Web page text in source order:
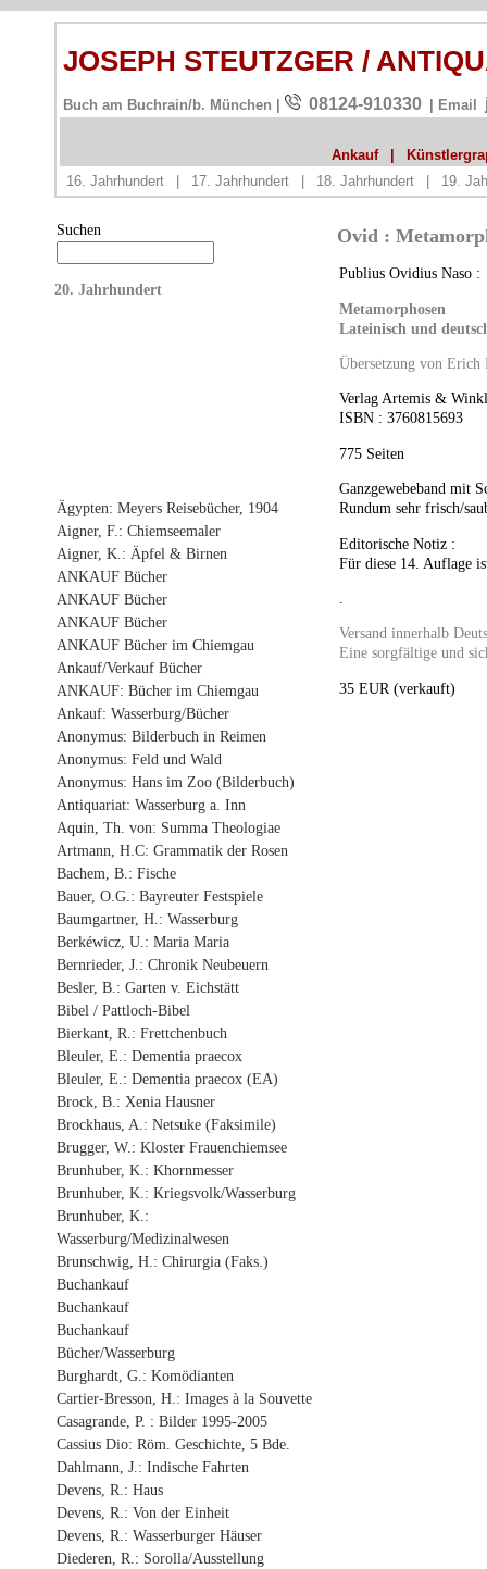
JOSEPH STEUTZGER /
Buch am Buchrain/b. München | 08124-910330 | Email
Ankauf
16. Jahrhundert
17. Jahrhundert 18. Jahrhundert 19.
Suchen
20. Jahrhundert
Ägypten: Meyers Reisebücher, 1904
Aigner, F.: Chiemseemaler
Aigner, K.: Äpfel & Birnen
ANKAUF Bücher
ANKAUF Bücher
ANKAUF Bücher
ANKAUF Bücher im Chiemgau
Ankauf/Verkauf Bücher
ANKAUF: Bücher im Chiemgau
Ankauf: Wasserburg/Bücher
Anonymus: Bilderbuch in Reimen
Anonymus: Feld und Wald
Anonymus: Hans im Zoo (Bilderbuch)
Antiquariat: Wasserburg a. Inn
Aquin, Th. von: Summa Theologiae
Artmann, H.C: Grammatik der Rosen
Bachem, B.: Fische
Bauer, O.G.: Bayreuter Festspiele
Baumgartner, H.: Wasserburg
Berkéwicz, U.: Maria Maria
Bernrieder, J.: Chronik Neubeuern
Besler, B.: Garten v. Eichstätt
Bibel / Pattloch-Bibel
Bierkant, R.: Frettchenbuch
Bleuler, E.: Dementia praecox
Bleuler, E.: Dementia praecox (EA)
Brock, B.: Xenia Hausner
Brockhaus, A.: Netsuke (Faksimile)
Brugger, W.: Kloster Frauenchiemsee
Brunhuber, K.: Khornmesser
Brunhuber, K.: Kriegsvolk/Wasserburg
Brunhuber, K.:
Wasserburg/Medizinalwesen
Brunschwig, H.: Chirurgia (Faks.)
Buchankauf
Buchankauf
Buchankauf
Bücher/Wasserburg
Burghardt, G.: Komödianten
Cartier-Bresson, H.: Images à la Souvette
Casagrande, P. : Bilder 1995-2005
Cassius Dio: Röm. Geschichte, 5 Bde.
Dahlmann, J.: Indische Fahrten
Devens, R.: Haus
Devens, R.: Von der Einheit
Devens, R.: Wasserburger Häuser
Diederen, R.: Sorolla/Ausstellung
Ovid :
Publius Ovidius Naso :
Metamorphosen
Lateinisch und
Übersetzung von Erich
Verlag Artemis &
ISBN : 3760815693
775 Seiten
Ganzgewebeband mit
Rundum sehr frisch/
Editorische Notiz :
Für diese 14. Auflage
Versand innerhalb
Eine sorgfältige und
35 EUR (verkauft)